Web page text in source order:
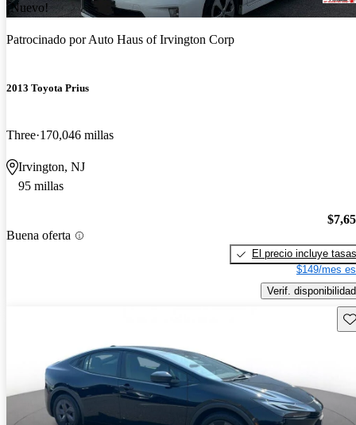
¡Nuevo!
Patrocinado porAuto Haus of Irvington Corp
2013 Toyota Prius
Three 170,046 millas
Irvington, NJ
95 millas
Buena oferta
El precio incluye tasas
$149/mes
Verif. disponibilidad